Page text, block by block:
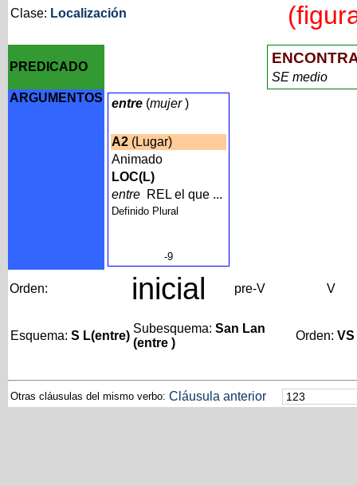
Clase: Localización
PREDICADO
SE medio
ARGUMENTOS
entre(mujer)
A2(Lugar)
Animado
LOC(L)
entre REL el que ...
Definido Plural
-9
Orden: inicial pre-V V
Esquema: S L(entre)
Subesquema: San Lan
(entre )
Orden: VS
Otras cláusulas del mismo verbo: Cláusula anterior